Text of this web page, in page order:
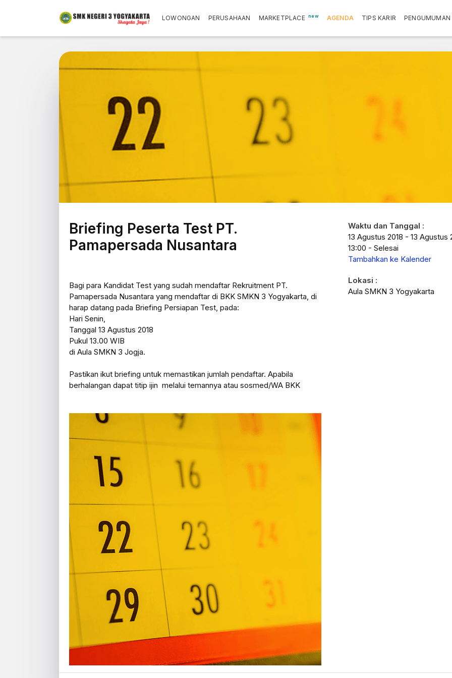
LOWONGAN PERUSAHAAN MARKETPLACEnew AGENDA TIPS KARIR PENGUMUMAN
Briefing Peserta Test PT.
Pamapersada Nusantara
Bagi para Kandidat Test yang sudah mendaftar Rekruitment PT.
Pamapersada Nusantara yang mendaftar di BKK SMKN 3 Yogyakarta, di
harap datang pada Briefing Persiapan Test, pada:
Hari Senin,
Tanggal 13 Agustus 2018
Pukul 13.00 WIB
di Aula SMKN 3 Jogja.
Pastikan ikut briefing untuk memastikan jumlah pendaftar. Apabila
berhalangan dapat titip ijin melalui temannya atau sosmed/WA BKK
Waktu dan Tanggal :
13 Agustus 2018 - 13 Agustus
13:00 - Selesai
Tambahkan ke Kalender
Lokasi :
Aula SMKN 3 Yogyakarta